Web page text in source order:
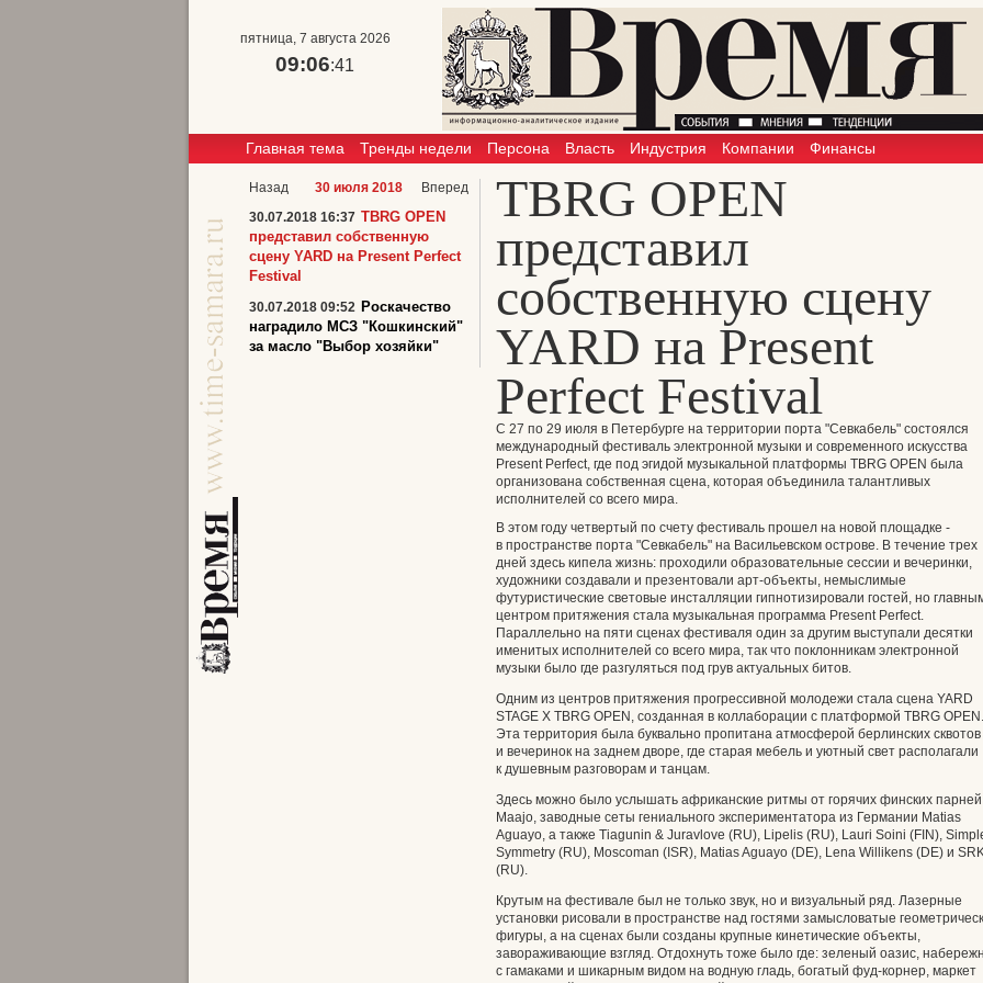
пятница, 7 августа 2026
09:06:42
Главная тема Тренды недели Персона Власть Индустрия Компании Финансы
TBRG OPEN
представил
собственную сцену
YARD на Present
Perfect Festival
С 27 по 29 июля в Петербурге на территории порта "Севкабель" состоялся
международный фестиваль электронной музыки и современного искусства
Present Perfect, где под эгидой музыкальной платформы TBRG OPEN была
организована собственная сцена, которая объединила талантливых
исполнителей со всего мира.
В этом году четвертый по счету фестиваль прошел на новой площадке -
в пространстве порта "Севкабель" на Васильевском острове. В течение трех
дней здесь кипела жизнь: проходили образовательные сессии и вечеринки,
художники создавали и презентовали арт-объекты, немыслимые
футуристические световые инсталляции гипнотизировали гостей, но
центром притяжения стала музыкальная программа Present Perfect.
Параллельно на пяти сценах фестиваля один за другим выступали десятки
именитых исполнителей со всего мира, так что поклонникам электронной
музыки было где разгуляться под грув актуальных битов.
Одним из центров притяжения прогрессивной молодежи стала сцена YARD
STAGE X TBRG OPEN, созданная в коллаборации с платформой TBRG OPEN.
Эта территория была буквально пропитана атмосферой берлинских сквотов
и вечеринок на заднем дворе, где старая мебель и уютный свет располагали
к душевным разговорам и танцам.
Здесь можно было услышать африканские ритмы от горячих финских парней
Maajo, заводные сеты гениального экспериментатора из Германии Matias
Aguayo, а также Tiagunin & Juravlove (RU), Lipelis (RU), Lauri Soini (FIN),
Symmetry (RU), Moscoman (ISR), Matias Aguayo (DE), Lena Willikens (DE) и
(RU).
Крутым на фестивале был не только звук, но и визуальный ряд. Лазерные
установки рисовали в пространстве над гостями замысловатые
фигуры, а на сценах были созданы крупные кинетические объекты,
завораживающие взгляд. Отдохнуть тоже было где: зеленый оазис,
с гамаками и шикарным видом на водную гладь, богатый фуд-корнер, маркет
Назад 30 июля 2018
Вперед
30.07.2018 16:37 TBRG OPEN
представил собственную
сцену YARD на Present Perfect
Festival
30.07.2018 09:52 Роскачество
наградило МСЗ "Кошкинский"
за масло "Выбор хозяйки"